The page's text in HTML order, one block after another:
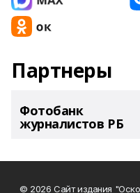
Партнеры
Фотобанк
журналистов РБ
© 2026 Сайт издания